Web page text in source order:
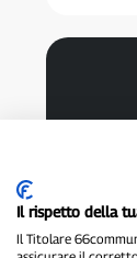
Il rispetto della
Il Titolare